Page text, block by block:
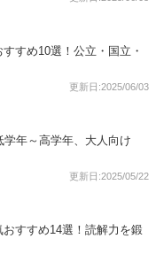
すめ10選！公立・国立・
更新日:2025/06/03
年～高学年、大人向け
更新日:2025/05/22
すすめ14選！読解力を鍛